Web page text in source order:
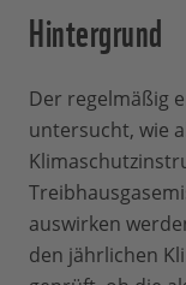
Hintergrund
Der regelmäßig
untersucht, wie
auswirken
den jährlichen